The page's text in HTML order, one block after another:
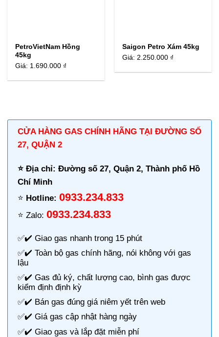
PetroVietNam Hồng
45kg
Giá: 1.690.000 ₫
Saigon Petro Xám 45kg
Giá: 2.250.000 ₫
CỬA HÀNG GAS CHÍNH HÃNG TẠI ĐƯỜNG SỐ
27, QUẬN 2
⭐️ Địa chỉ: Đường số 27, Quận 2, Thành phố Hồ
Chí Minh
⭐️ Hotline: 0933.234.833
⭐️ Zalo: 0933.234.833
✅✔️ Giao gas nhanh trong 15 phút
✅✔️ Toàn bộ gas chính hãng, nói không với gas
lậu
✅✔️ Gas đủ ký, chất lượng cao, bình gas được
kiểm định định kỳ
✅✔️ Bán gas đúng giá niêm yết trên web
✅✔️ Giá gas cập nhật hàng ngày
✅✔️ Giao gas và lắp đặt miễn phí